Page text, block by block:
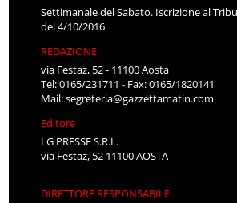
Settimanale del Sabato. Iscrizione al
del 4/10/2016
REDAZIONE
via Festaz, 52 - 11100 Aosta
Tel: 0165/231711 - Fax: 0165/1820141
Mail:segreteria@gazzettamatin.com
Editore
LG PRESSE S.R.L.
via Festaz, 52 11100 AOSTA
DIRETTORE RESPONSABILE